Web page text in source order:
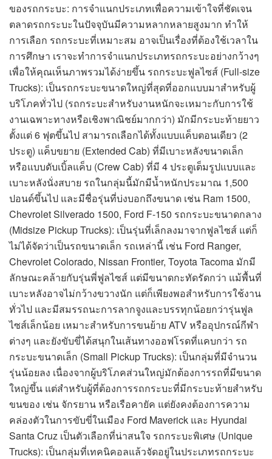
ของรถกระบะ: การจำแนกประเภทเพื่อความเข้าใจที่ชัดเจน
ตลาดรถกระบะในปัจจุบันมีความหลากหลายสูงมาก ทำให้
การเลือก รถกระบะที่เหมาะสม อาจเป็นเรื่องที่ต้องใช้เวลาใน
การศึกษา เราจะทำการจำแนกประเภทรถกระบะอย่างกว้างๆ
เพื่อให้คุณเห็นภาพรวมได้ง่ายขึ้น รถกระบะฟูลไซส์ (Full-size
Trucks): เป็นรถกระบะขนาดใหญ่ที่สุดที่ออกแบบมาสำหรับผู้
บริโภคทั่วไป (รถกระบะสำหรับงานหนักจะเหมาะกับการใช้
งานเฉพาะทางหรือเชิงพาณิชย์มากกว่า) มักมีกระบะท้ายยาว
ตั้งแต่ 6 ฟุตขึ้นไป สามารถเลือกได้ทั้งแบบแค็บตอนเดียว (2
ประตู) แค็บขยาย (Extended Cab) ที่มีเบาะหลังขนาดเล็ก
หรือแบบดับเบิ้ลแค็บ (Crew Cab) ที่มี 4 ประตูเต็มรูปแบบและ
เบาะหลังนั่งสบาย รถในกลุ่มนี้มักมีน้ำหนักประมาณ 1,500
ปอนด์ขึ้นไป และมีชื่อรุ่นที่บ่งบอกถึงขนาด เช่น Ram 1500,
Chevrolet Silverado 1500, Ford F-150 รถกระบะขนาดกลาง
(Midsize Pickup Trucks): เป็นรุ่นที่เล็กลงมาจากฟูลไซส์ แต่ก็
ไม่ได้จัดว่าเป็นรถขนาดเล็ก รถเหล่านี้ เช่น Ford Ranger,
Chevrolet Colorado, Nissan Frontier, Toyota Tacoma มักมี
ลักษณะคล้ายกับรุ่นพี่ฟูลไซส์ แต่มีขนาดกะทัดรัดกว่า แม้พื้นที่
เบาะหลังอาจไม่กว้างขวางนัก แต่ก็เพียงพอสำหรับการใช้งาน
ทั่วไป และมีสมรรถนะการลากจูงและบรรทุกน้อยกว่ารุ่นฟูล
ไซส์เล็กน้อย เหมาะสำหรับการขนย้าย ATV หรืออุปกรณ์กีฬา
ต่างๆ และยังขับขี่ได้สนุกในเส้นทางออฟโรดที่แคบกว่า รถ
กระบะขนาดเล็ก (Small Pickup Trucks): เป็นกลุ่มที่มีจำนวน
รุ่นน้อยลง เนื่องจากผู้บริโภคส่วนใหญ่มักต้องการรถที่มีขนาด
ใหญ่ขึ้น แต่สำหรับผู้ที่ต้องการรถกระบะที่มีกระบะท้ายสำหรับ
ขนของ เช่น จักรยาน หรือเรือคายัค แต่ยังคงต้องการความ
คล่องตัวในการขับขี่ในเมือง Ford Maverick และ Hyundai
Santa Cruz เป็นตัวเลือกที่น่าสนใจ รถกระบะพิเศษ (Unique
Trucks): เป็นกลุ่มที่เทคนิคอลแล้วจัดอยู่ในประเภทรถกระบะ